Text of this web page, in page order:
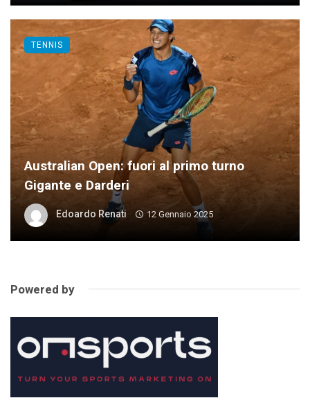
Australian Open: fuori al primo turno
Gigante e Darderi
Edoardo Renati 12 Gennaio 2025
TENNIS
Powered by